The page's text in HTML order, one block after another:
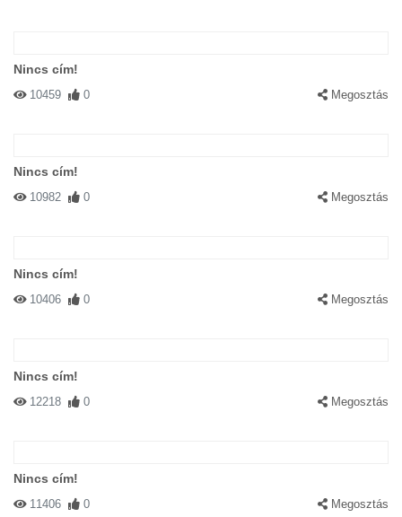
Nincs cím!
10459 0 Megosztás
Nincs cím!
10982 0 Megosztás
Nincs cím!
10406 0 Megosztás
Nincs cím!
12218 0 Megosztás
Nincs cím!
11406 0 Megosztás